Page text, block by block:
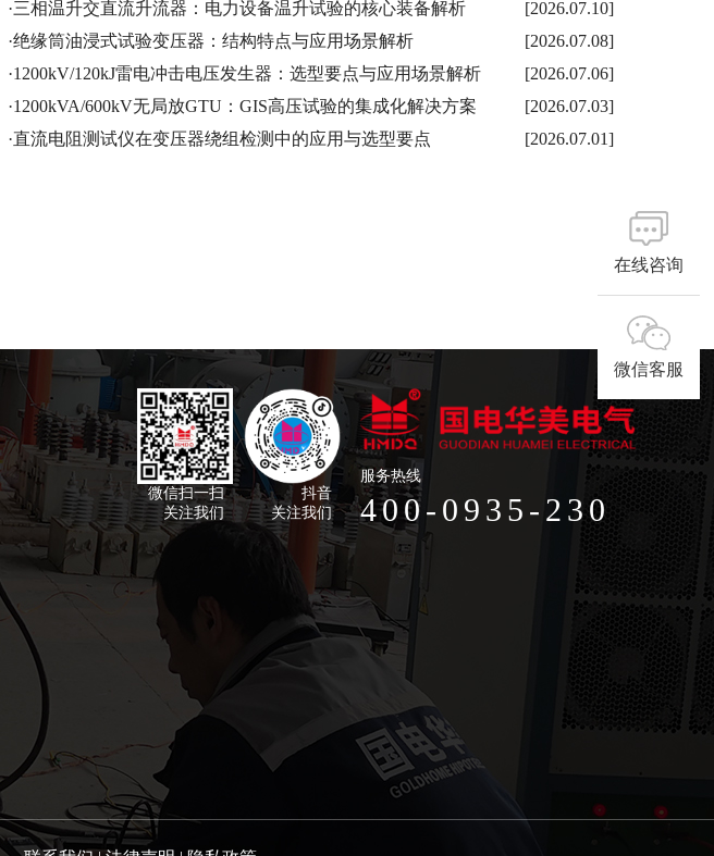
·三相温升交直流升流器：电力设备温升试验的核心装备解析
[2026.07.10]
·绝缘筒油浸式试验变压器：结构特点与应用场景解析
[2026.07.08]
·1200kV/120kJ雷电冲击电压发生器：选型要点与应用场景解析
[2026.07.06]
·1200kVA/600kV无局放GTU：GIS高压试验的集成化解决方案
[2026.07.03]
·直流电阻测试仪在变压器绕组检测中的应用与选型要点 [2026.07.01]
微信扫一扫
关注我们
抖音
关注我们
服务热线
400-0935-230
在线咨询
微信客服